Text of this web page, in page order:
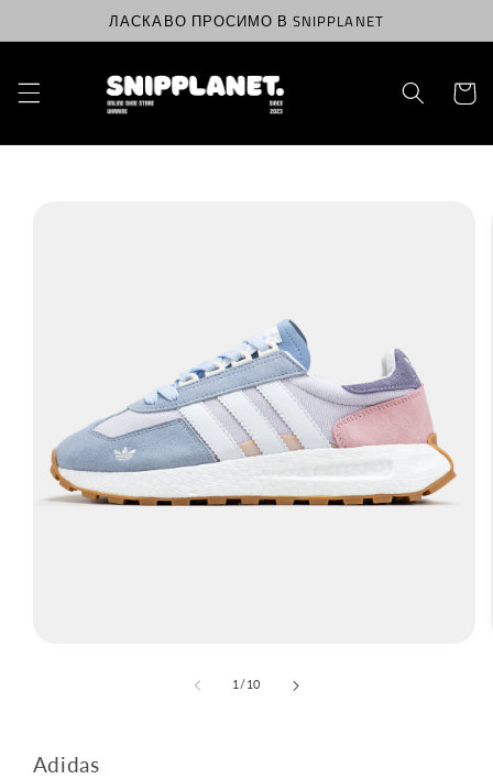
вмісту
ЛАСКАВО ПРОСИМО В SNIPPLANET
1 /з10
Adidas